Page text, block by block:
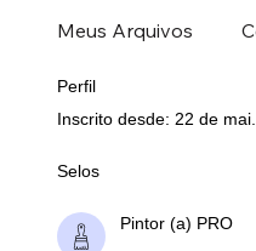
Meus Arquivos
Perfil
Inscrito desde: 22 de
Selos
Pintor (a) PRO